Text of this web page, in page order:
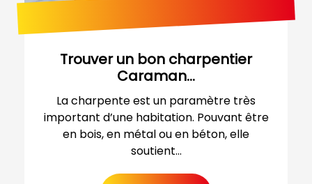
Trouver un bon charpentier
Caraman...
La charpente est un paramètre très
important d’une habitation. Pouvant être
en bois, en métal ou en béton, elle
soutient...